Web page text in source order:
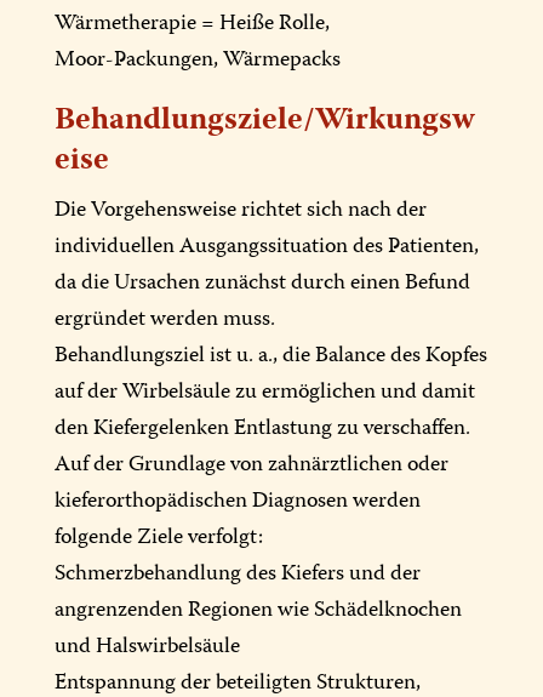
Wärmetherapie = Heiße Rolle,
Moor-Packungen, Wärmepacks
Behandlungsziele/Wirkungsw
eise
Die Vorgehensweise richtet sich nach der
individuellen Ausgangssituation des Patienten,
da die Ursachen zunächst durch einen Befund
ergründet werden muss.
Behandlungsziel ist u. a., die Balance des Kopfes
auf der Wirbelsäule zu ermöglichen und damit
den Kiefergelenken Entlastung zu verschaffen.
Auf der Grundlage von zahnärztlichen oder
kieferorthopädischen Diagnosen werden
folgende Ziele verfolgt:
Schmerzbehandlung des Kiefers und der
angrenzenden Regionen wie Schädelknochen
und Halswirbelsäule
Entspannung der beteiligten Strukturen,